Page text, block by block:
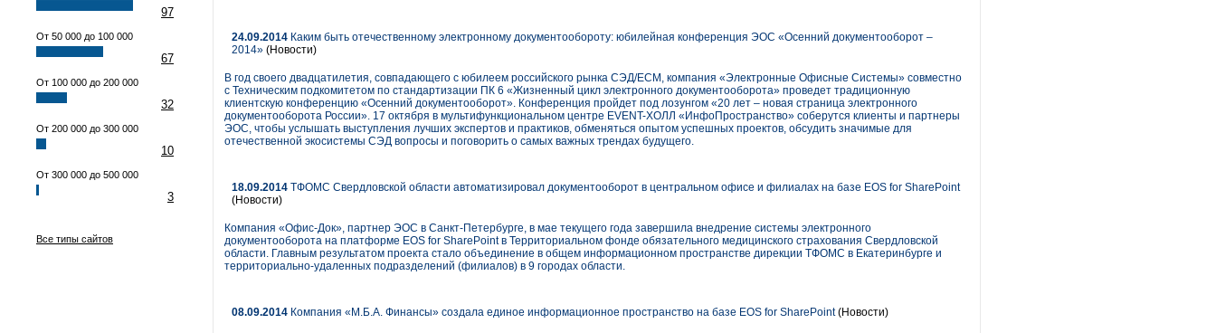
97
От 50 000 до 100 000
67
От 100 000 до 200 000
32
От 200 000 до 300 000
10
От 300 000 до 500 000
3
Все типы сайтов
24.09.2014 Каким быть отечественному электронному документообороту: юбилейная конференция ЭОС «Осенний документооборот –
2014» (Новости)
В год своего двадцатилетия, совпадающего с юбилеем российского рынка СЭД/ECM, компания «Электронные Офисные Системы» совместно
с Техническим подкомитетом по стандартизации ПК 6 «Жизненный цикл электронного документооборота» проведет традиционную
клиентскую конференцию «Осенний документооборот». Конференция пройдет под лозунгом «20 лет – новая страница электронного
документооборота России». 17 октября в мультифункциональном центре EVENT-ХОЛЛ «ИнфоПространство» соберутся клиенты и партнеры
ЭОС, чтобы услышать выступления лучших экспертов и практиков, обменяться опытом успешных проектов, обсудить значимые для
отечественной экосистемы СЭД вопросы и поговорить о самых важных трендах будущего.
18.09.2014 ТФОМС Свердловской области автоматизировал документооборот в центральном офисе и филиалах на базе EOS for SharePoint
(Новости)
Компания «Офис-Док», партнер ЭОС в Санкт-Петербурге, в мае текущего года завершила внедрение системы электронного
документооборота на платформе EOS for SharePoint в Территориальном фонде обязательного медицинского страхования Свердловской
области. Главным результатом проекта стало объединение в общем информационном пространстве дирекции ТФОМС в Екатеринбурге и
территориально-удаленных подразделений (филиалов) в 9 городах области.
08.09.2014 Компания «М.Б.А. Финансы» создала единое информационное пространство на базе EOS for SharePoint(Новости)